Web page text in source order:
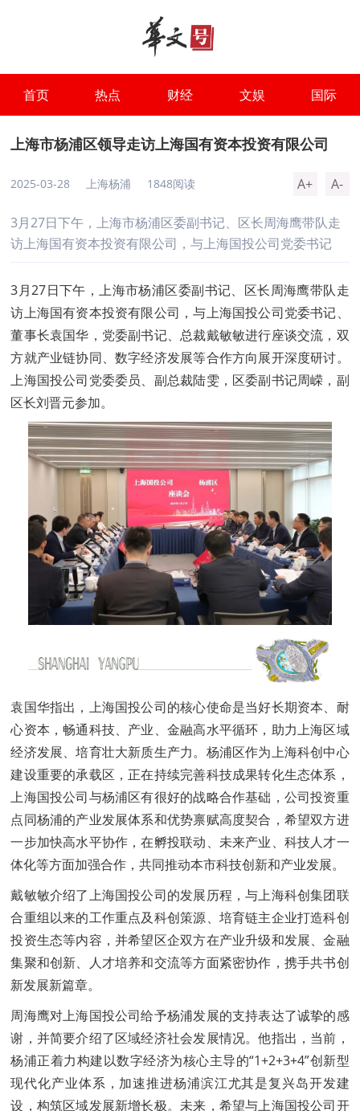
首页 热点 财经 文娱 国际
上海市杨浦区领导走访上海国有资本投资有限公司
2025-03-28 上海杨浦 1848阅读 A+ A-
3月27日下午，上海市杨浦区委副书记、区长周海鹰带队走
访上海国有资本投资有限公司，与上海国投公司党委书记
3月27日下午，上海市杨浦区委副书记、区长周海鹰带队走
访上海国有资本投资有限公司，与上海国投公司党委书记、
董事长袁国华，党委副书记、总裁戴敏敏进行座谈交流，双
方就产业链协同、数字经济发展等合作方向展开深度研讨。
上海国投公司党委委员、副总裁陆雯，区委副书记周嵘，副
区长刘晋元参加。
袁国华指出，上海国投公司的核心使命是当好长期资本、耐
心资本，畅通科技、产业、金融高水平循环，助力上海区域
经济发展、培育壮大新质生产力。杨浦区作为上海科创中心
建设重要的承载区，正在持续完善科技成果转化生态体系，
上海国投公司与杨浦区有很好的战略合作基础，公司投资重
点同杨浦的产业发展体系和优势禀赋高度契合，希望双方进
一步加快高水平协作，在孵投联动、未来产业、科技人才一
体化等方面加强合作，共同推动本市科技创新和产业发展。
戴敏敏介绍了上海国投公司的发展历程，与上海科创集团联
合重组以来的工作重点及科创策源、培育链主企业打造科创
投资生态等内容，并希望区企双方在产业升级和发展、金融
集聚和创新、人才培养和交流等方面紧密协作，携手共书创
新发展新篇章。
周海鹰对上海国投公司给予杨浦发展的支持表达了诚挚的感
谢，并简要介绍了区域经济社会发展情况。他指出，当前，
杨浦正着力构建以数字经济为核心主导的“1+2+3+4”创新型
现代化产业体系，加速推进杨浦滨江尤其是复兴岛开发建
设，构筑区域发展新增长极。未来，希望与上海国投公司开